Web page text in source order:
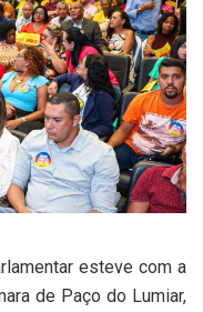
esteve com a
de Paço do Lumiar,